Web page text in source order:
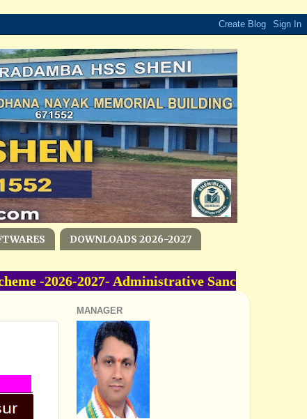
DOWNLOADS 2026-2027
Scheme -2026-2027-
MANAGER